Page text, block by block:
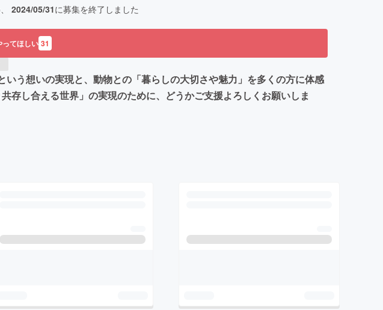
2024/05/31に募集を終了しました
ってほしい 31
う想いの実現と、動物との「暮らしの大切さや魅力」を多くの方に体感
存し合える世界」の実現のために、どうかご支援よろしくお願いしま